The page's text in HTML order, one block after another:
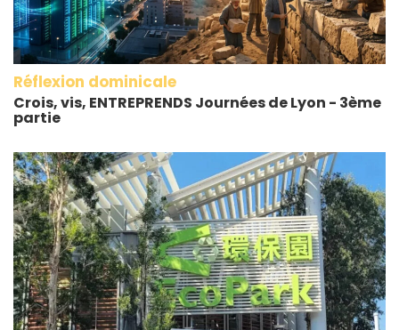
Réflexion dominicale
Crois, vis, ENTREPRENDS Journées de Lyon - 3ème
partie